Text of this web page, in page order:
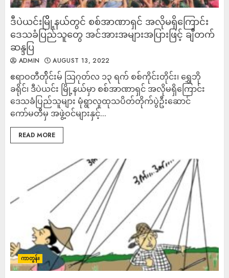
ဒီပဲယင်းမြိို့နယ်တွင် စစ်အာဏာရှင် အလိုမရှိကြောင်း
ဒေသခံပြည်သူတွေ အင်အားအများအပြားဖြင့် ချီတက်
ဆန္ဒပြ
ADMIN AUGUST 13, 2022
ဧရာဝတီတ်ိုင်းမ် သြဂုတ်လ ၁၃ ရက် စစ်ကိုင်းတိုင်း၊ ရွှေဘို
ခရိုင်၊ ဒီပဲယင်း မြို့နယ်မှာ စစ်အာဏာရှင် အလိုမရှိကြောင်း
ဒေသခံပြည်သူများ မုံရွာလူထုသပိတ်တိုက်ပွဲဦးဆောင်
ကော်မတီမှ အဖွဲ့ဝင်များနှင့်...
READ MORE
ကာတွန်း